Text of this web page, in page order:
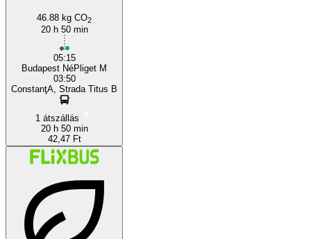
46.88 kg CO2
20 h 50 min
05:15
Budapest NéPliget M
03:50
ConstanţA, Strada Titus B
1 átszállás
20 h 50 min
42,47 Ft